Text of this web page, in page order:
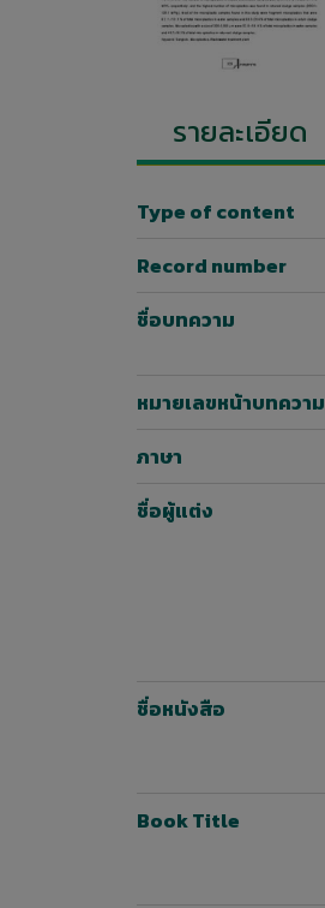
รายละเอียด
Type of content
Record number
ชื่อบทความ
หมายเลขหน้าบทความ
ภาษา
ชื่อผู้แต่ง
ชื่อหนังสือ
Book Title